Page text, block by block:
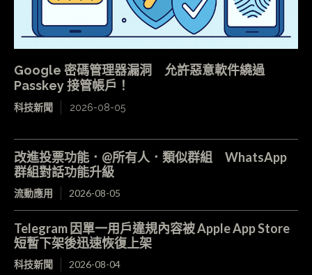
Google 密碼管理器漏洞 允許惡意軟件繞過
Passkey 接管帳戶！
科技新聞 2026-08-05
改進投票功能．@所有人．類似群組 WhatsApp
群組對話功能升級
流動應用 2026-08-05
Telegram 因單一用戶違規內容被 Apple App Store
短暫下架後迅速恢復上架
科技新聞 2026-08-04